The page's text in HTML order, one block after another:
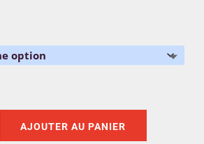
AJOUTER AU PANIER